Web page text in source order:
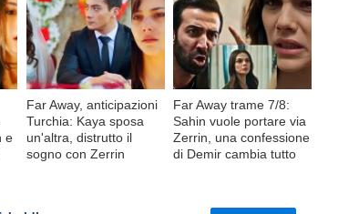
e
Far Away, anticipazioni
Turchia: Kaya sposa
un'altra, distrutto il
sogno con Zerrin
Far Away trame 7/8:
Sahin vuole portare via
Zerrin, una confessione
di Demir cambia tutto